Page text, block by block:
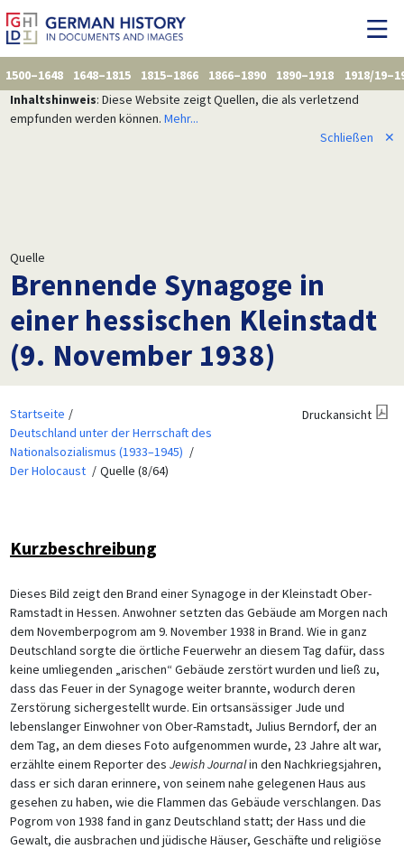
1500–1648 1648–1815 1815–1866 1866–1890 1890–1918
1918/
Inhaltshinweis: Diese Website zeigt Quellen, die als verletzend
empfunden werden können. Mehr...
Schließen
✕
Quelle
Brennende Synagoge in
einer hessischen Kleinstadt
(9. November 1938)
Startseite
Deutschland unter der Herrschaft des
Nationalsozialismus (1933–1945)
Der Holocaust
Quelle (8/64)
Druckansicht
Kurzbeschreibung
Dieses Bild zeigt den Brand einer Synagoge in der Kleinstadt Ober-
Ramstadt in Hessen. Anwohner setzten das Gebäude am Morgen nach
dem Novemberpogrom am 9. November 1938 in Brand. Wie in ganz
Deutschland sorgte die örtliche Feuerwehr an diesem Tag dafür, dass
keine umliegenden „arischen“ Gebäude zerstört wurden und ließ zu,
dass das Feuer in der Synagoge weiter brannte, wodurch deren
Zerstörung sichergestellt wurde. Ein ortsansässiger Jude und
lebenslanger Einwohner von Ober-Ramstadt, Julius Berndorf, der an
dem Tag, an dem dieses Foto aufgenommen wurde, 23 Jahre alt war,
erzählte einem Reporter des Jewish Journalin den Nachkriegsjahren,
dass er sich daran erinnere, von seinem nahe gelegenen Haus aus
gesehen zu haben, wie die Flammen das Gebäude verschlangen. Das
Pogrom von 1938 fand in ganz Deutschland statt; der Hass und die
Gewalt, die ausbrachen und jüdische Häuser, Geschäfte und religiöse